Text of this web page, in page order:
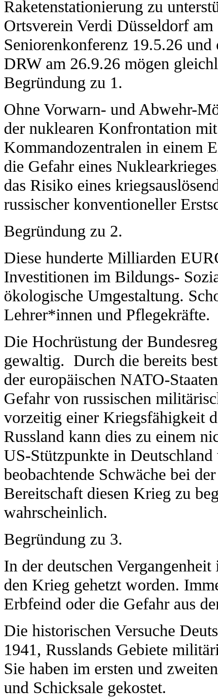
Raketenstationierung zu
Ortsverein Verdi Düsseldorf
Seniorenkonferenz 19.5.26
DRW am 26.9.26 mögen
Begründung zu 1.
Ohne Vorwarn- und Abwehr-
der nuklearen Konfrontation mit
Kommandozentralen in einem
die Gefahr eines
das Risiko eines
russischer konventioneller
Begründung zu 2.
Diese hunderte Milliarden
Investitionen im Bildungs-
ökologische Umgestaltung.
Lehrer*innen und Pflegekräfte.
Die Hochrüstung der
gewaltig. Durch die bereits
der europäischen NATO-
Gefahr von russischen
vorzeitig einer Kriegsfähigkeit
Russland kann dies zu einem
US-Stützpunkte in Deutschland
beobachtende Schwäche bei
Bereitschaft diesen Krieg zu
wahrscheinlich.
Begründung zu 3.
In der deutschen
den Krieg gehetzt worden.
Erbfeind oder die Gefahr aus
Die historischen Versuche
1941, Russlands Gebiete
Sie haben im ersten und
und Schicksale gekostet.